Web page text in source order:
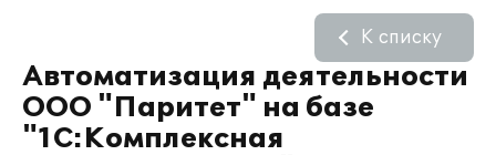
Автоматизация деятельности
ООО "Паритет" на базе
"1С:Комплексная
К списку